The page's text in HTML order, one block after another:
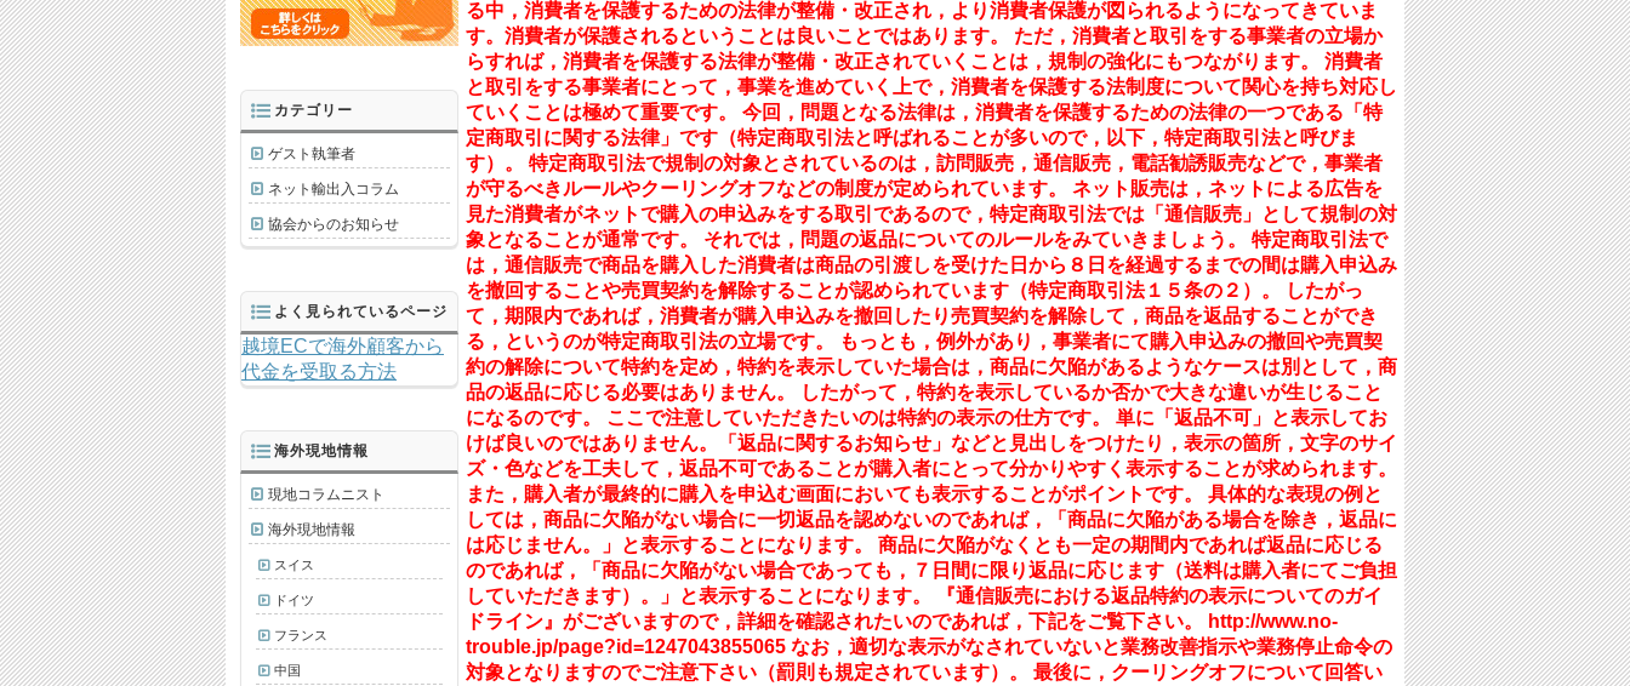
る中，消費者を保護するための法律が整備・改正され，より消費者保護が図られるようになってきていま
す。消費者が保護されるということは良いことではあります。 ただ，消費者と取引をする事業者の立場か
らすれば，消費者を保護する法律が整備・改正されていくことは，規制の強化にもつながります。 消費者
と取引をする事業者にとって，事業を進めていく上で，消費者を保護する法制度について関心を持ち対応し
ていくことは極めて重要です。 今回，問題となる法律は，消費者を保護するための法律の一つである「特
定商取引に関する法律」です（特定商取引法と呼ばれることが多いので，以下，特定商取引法と呼びま
す）。 特定商取引法で規制の対象とされているのは，訪問販売，通信販売，電話勧誘販売などで，事業者
が守るべきルールやクーリングオフなどの制度が定められています。 ネット販売は，ネットによる広告を
見た消費者がネットで購入の申込みをする取引であるので，特定商取引法では「通信販売」として規制の対
象となることが通常です。 それでは，問題の返品についてのルールをみていきましょう。 特定商取引法で
は，通信販売で商品を購入した消費者は商品の引渡しを受けた日から８日を経過するまでの間は購入申込み
を撤回することや売買契約を解除することが認められています（特定商取引法１５条の２）。 したがっ
て，期限内であれば，消費者が購入申込みを撤回したり売買契約を解除して，商品を返品することができ
る，というのが特定商取引法の立場です。 もっとも，例外があり，事業者にて購入申込みの撤回や売買契
約の解除について特約を定め，特約を表示していた場合は，商品に欠陥があるようなケースは別として，商
品の返品に応じる必要はありません。 したがって，特約を表示しているか否かで大きな違いが生じること
になるのです。 ここで注意していただきたいのは特約の表示の仕方です。 単に「返品不可」と表示してお
けば良いのではありません。「返品に関するお知らせ」などと見出しをつけたり，表示の箇所，文字のサイ
ズ・色などを工夫して，返品不可であることが購入者にとって分かりやすく表示することが求められます。
また，購入者が最終的に購入を申込む画面においても表示することがポイントです。 具体的な表現の例と
しては，商品に欠陥がない場合に一切返品を認めないのであれば，「商品に欠陥がある場合を除き，返品に
は応じません。」と表示することになります。 商品に欠陥がなくとも一定の期間内であれば返品に応じる
のであれば，「商品に欠陥がない場合であっても，７日間に限り返品に応じます（送料は購入者にてご負担
していただきます）。」と表示することになります。 『通信販売における返品特約の表示についてのガイ
ドライン』がございますので，詳細を確認されたいのであれば，下記をご覧下さい。 http://www.no-
trouble.jp/page?id=1247043855065 なお，適切な表示がなされていないと業務改善指示や業務停止命令の
対象となりますのでご注意下さい（罰則も規定されています）。 最後に，クーリングオフについて回答い
カテゴリー
ゲスト執筆者
ネット輸出入コラム
協会からのお知らせ
よく見られているページ
越境ECで海外顧客から
代金を受取る方法
海外現地情報
現地コラムニスト
海外現地情報
スイス
ドイツ
フランス
中国